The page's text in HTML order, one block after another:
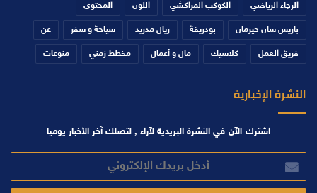
الرجاء الرياضي الكوكب المراكشي اللون المحتوى
باريس سان جيرمان بودريقة ريال مدريد سياحة و سفر عن
فريق العمل كلاسيك مال و أعمال مخطط زمني منوعات
النشرة الإخبارية
اشترك الآن في النشرة البريدية لآراء , لتصلك آخر الأخبار يوميا
بريدك
الإلكتروني